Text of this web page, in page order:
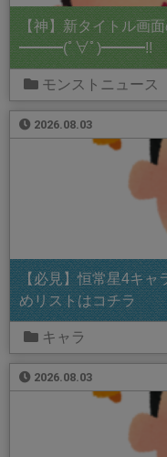
【神】新タイトル画
━━━(ﾟ∀ﾟ)━━━!!
モンストニュース
2026.08.03
【必見】恒常星4キャ
めリストはコチラ
キャラ
2026.08.03